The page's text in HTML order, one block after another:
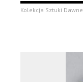
Kolekcja Sztuki